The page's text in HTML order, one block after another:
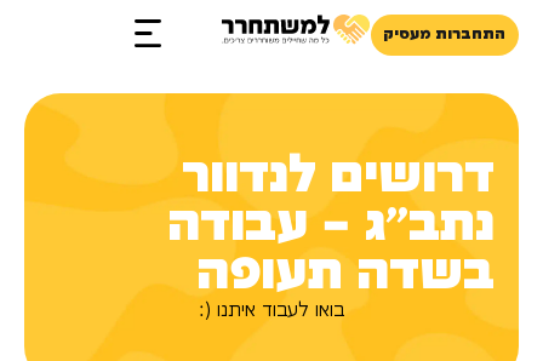
התחברות מעסיק
דרושים לנדוור
נתב״ג – עבודה
בשדה תעופה
בואו לעבוד איתנו (: